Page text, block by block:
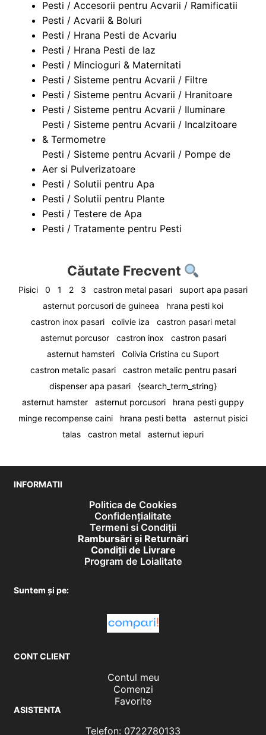
Pesti / Accesorii pentru Acvarii / Ramificatii
Pesti / Acvarii & Boluri
Pesti / Hrana Pesti de Acvariu
Pesti / Hrana Pesti de Iaz
Pesti / Mincioguri & Maternitati
Pesti / Sisteme pentru Acvarii / Filtre
Pesti / Sisteme pentru Acvarii / Hranitoare
Pesti / Sisteme pentru Acvarii / Iluminare
Pesti / Sisteme pentru Acvarii / Incalzitoare
& Termometre
Pesti / Sisteme pentru Acvarii / Pompe de
Aer si Pulverizatoare
Pesti / Solutii pentru Apa
Pesti / Solutii pentru Plante
Pesti / Testere de Apa
Pesti / Tratamente pentru Pesti
Căutate Frecvent
Pisici 0 1 2 3 castron metal pasari
suport apa pasari
asternut porcusori de guineea
hrana pesti koi
castron inox pasari
colivie iza
castron pasari metal
asternut porcusor
castron inox
castron pasari
asternut hamsteri
Colivia Cristina cu Suport
castron metalic pasari
castron metalic pentru pasari
dispenser apa pasari
{search_term_string}
asternut hamster
asternut porcusori
hrana pesti guppy
minge recompense caini
hrana pesti betta
asternut pisici
talas
castron metal asternut iepuri
INFORMATII
Politica de Cookies
Confidențialitate
Termeni si Condiții
Rambursări și Returnări
Condiţii de Livrare
Program de Loialitate
Suntem și pe:
CONT CLIENT
Contul meu
Comenzi
Favorite
ASISTENTA
Telefon: 0722780133